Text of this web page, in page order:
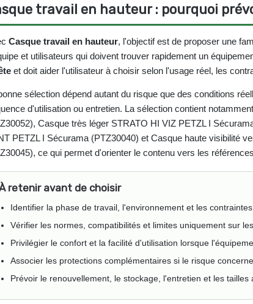
travail en hauteur : pourquoi
Casque travail en hauteur, l'objectif est de proposer une
et utilisateurs qui doivent trouver rapidement un
et doit aider l'utilisateur à choisir selon l'usage réel, les
sélection dépend autant du risque que des conditions
d'utilisation ou entretien. La sélection contient
Casque très léger STRATO HI VIZ PETZL I
PETZL I Sécurama (PTZ30040) et Casque haute visibilité
ce qui permet d'orienter le contenu vers les
retenir avant de choisir
Identifier la phase de travail, l'environnement et les
Vérifier les normes, compatibilités et limites uniquement sur
Privilégier le confort et la facilité d'utilisation lorsque
Associer les protections complémentaires si le risque
Prévoir le renouvellement, le stockage, l'entretien et les tailles